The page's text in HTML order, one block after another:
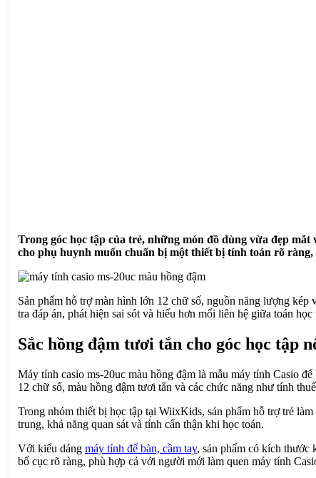
Trong góc học tập của trẻ, những món đồ dùng vừa đẹp
cho phụ huynh muốn chuẩn bị một thiết bị tính toán rõ
Sản phẩm hỗ trợ màn hình lớn 12 chữ số, nguồn năng lượng
tra đáp án, phát hiện sai sót và hiểu hơn mối liên hệ giữa toán
Sắc hồng đậm tươi tắn cho góc học tập
Máy tính casio ms-20uc màu hồng đậm là mẫu máy tính Casio
12 chữ số, màu hồng đậm tươi tắn và các chức năng như tính
Trong nhóm thiết bị học tập tại WiixKids, sản phẩm hỗ trợ trẻ
trung, khả năng quan sát và tính cẩn thận khi học toán.
Với kiểu dáng máy tính để bàn, cầm tay, sản phẩm có kích thước
bố cục rõ ràng, phù hợp cả với người mới làm quen máy tính